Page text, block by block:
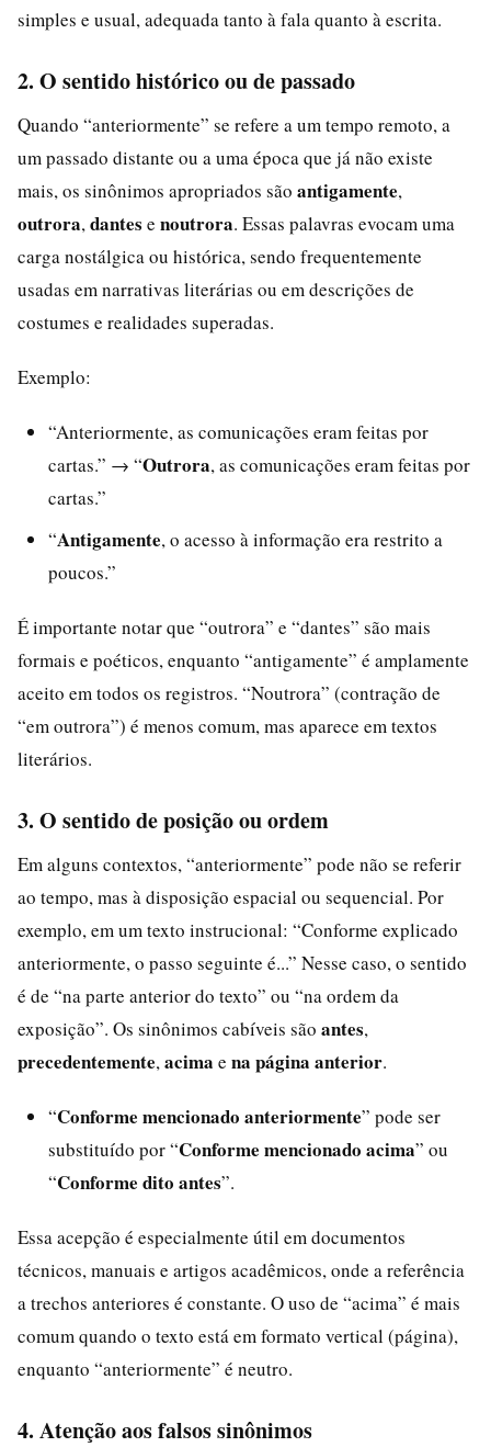
simples e usual, adequada tanto à fala quanto à escrita.
2. O sentido histórico ou de passado
Quando “anteriormente” se refere a um tempo remoto, a
um passado distante ou a uma época que já não existe
mais, os sinônimos apropriados são antigamente,
outrora, dantes e noutrora. Essas palavras evocam uma
carga nostálgica ou histórica, sendo frequentemente
usadas em narrativas literárias ou em descrições de
costumes e realidades superadas.
Exemplo:
“Anteriormente, as comunicações eram feitas por
cartas.” → “Outrora, as comunicações eram feitas por
cartas.”
“Antigamente, o acesso à informação era restrito a
poucos.”
É importante notar que “outrora” e “dantes” são mais
formais e poéticos, enquanto “antigamente” é amplamente
aceito em todos os registros. “Noutrora” (contração de
“em outrora”) é menos comum, mas aparece em textos
literários.
3. O sentido de posição ou ordem
Em alguns contextos, “anteriormente” pode não se referir
ao tempo, mas à disposição espacial ou sequencial. Por
exemplo, em um texto instrucional: “Conforme explicado
anteriormente, o passo seguinte é...” Nesse caso, o sentido
é de “na parte anterior do texto” ou “na ordem da
exposição”. Os sinônimos cabíveis são antes,
precedentemente, acima e na página anterior.
“Conforme mencionado anteriormente” pode ser
substituído por “Conforme mencionado acima” ou
“Conforme dito antes”.
Essa acepção é especialmente útil em documentos
técnicos, manuais e artigos acadêmicos, onde a referência
a trechos anteriores é constante. O uso de “acima” é mais
comum quando o texto está em formato vertical (página),
enquanto “anteriormente” é neutro.
4. Atenção aos falsos sinônimos